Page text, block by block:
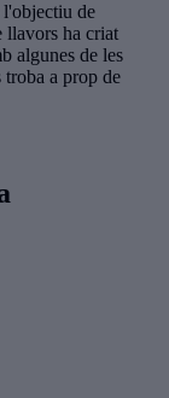
de
llavors ha criat
algunes de les
a prop de